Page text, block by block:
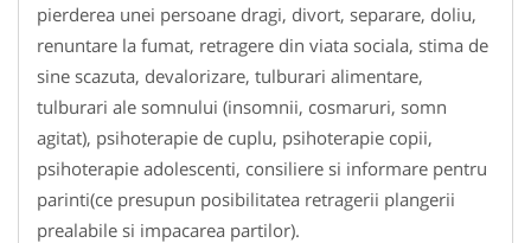
pierderea unei persoane dragi, divort, separare, doliu,
renuntare la fumat, retragere din viata sociala, stima de
sine scazuta, devalorizare, tulburari alimentare,
tulburari ale somnului (insomnii, cosmaruri, somn
agitat), psihoterapie de cuplu, psihoterapie copii,
psihoterapie adolescenti, consiliere si informare pentru
parinti(ce presupun posibilitatea retragerii plangerii
prealabile si impacarea partilor).